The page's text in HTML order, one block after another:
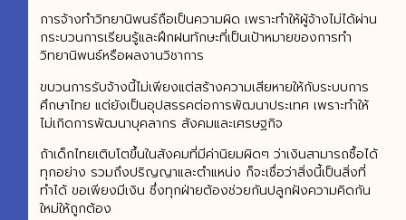
การจ้างทำวิทยานิพนธ์ถือเป็นความผิด เพราะทำให้ผู้จ้างไม่ได้ผ่าน
กระบวนการเรียนรู้และฝึกฝนทักษะที่เป็นเป้าหมายของการทำ
วิทยานิพนธ์หรือผลงานวิชาการ
ขบวนการรับจ้างนี้ไม่เพียงแต่สร้างความเสียหายให้กับระบบการ
ศึกษาไทย แต่ยังเป็นอุปสรรคต่อการพัฒนาประเทศ เพราะทำให้
ไม่เกิดการพัฒนาบุคลากร สังคมและเศรษฐกิจ
ถ้าเด็กไทยเติบโตขึ้นในสังคมที่มีค่านิยมผิดๆ ว่าเงินสามารถซื้อได้
ทุกอย่าง รวมถึงปริญญาและตำแหน่ง ก็จะเชื่อว่าสิ่งนี้เป็นสิ่งที่
ทำได้ ขอเพียงมีเงิน ซึ่งทุกฝ่ายต้องช่วยกันปลูกฝังความคิดกัน
ใหม่ให้ถูกต้อง